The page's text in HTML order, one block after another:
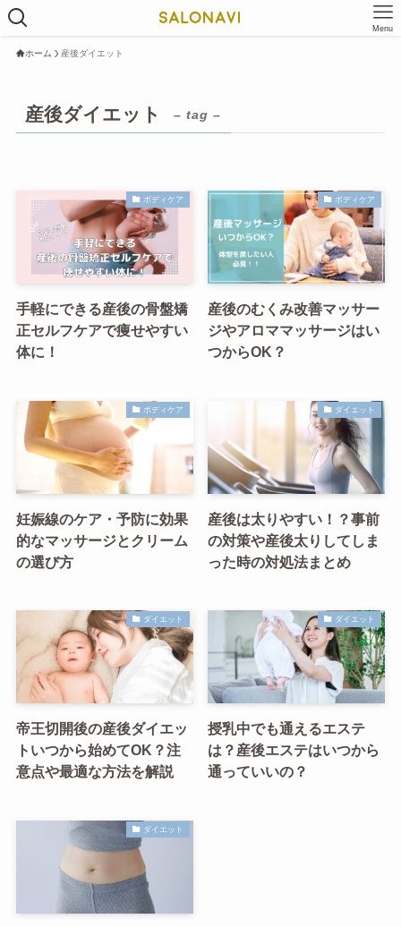
Menu
ホーム 産後ダイエット
産後ダイエット – tag –
ボディケア
手軽にできる産後の骨盤矯
正セルフケアで痩せやすい
体に！
ボディケア
産後のむくみ改善マッサー
ジやアロママッサージはい
つからOK？
ボディケア
妊娠線のケア・予防に効果
的なマッサージとクリーム
の選び方
ダイエット
産後は太りやすい！？事前
の対策や産後太りしてしま
った時の対処法まとめ
ダイエット
帝王切開後の産後ダイエッ
トいつから始めてOK？注
意点や最適な方法を解説
ダイエット
授乳中でも通えるエステ
は？産後エステはいつから
通っていいの？
ダイエット